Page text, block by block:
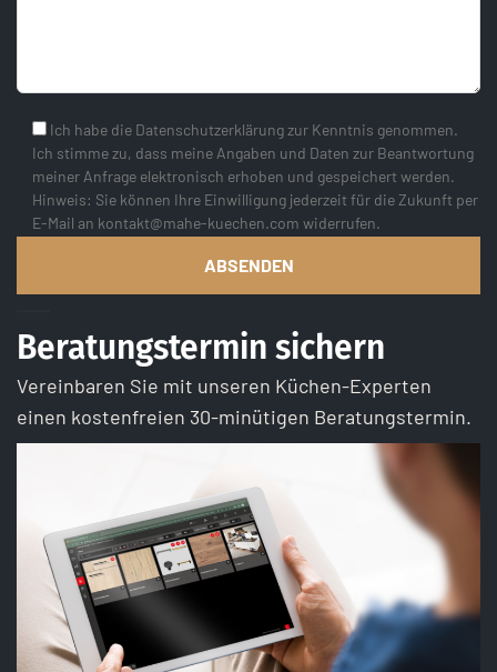
Ich habe die Datenschutzerklärung zur Kenntnis genommen.
Ich stimme zu, dass meine Angaben und Daten zur Beantwortung
meiner Anfrage elektronisch erhoben und gespeichert werden.
Hinweis: Sie können Ihre Einwilligung jederzeit für die Zukunft per
E-Mail an kontakt@mahe-kuechen.com widerrufen.
Beratungstermin sichern
Vereinbaren Sie mit unseren Küchen-Experten
einen kostenfreien 30-minütigen Beratungstermin.